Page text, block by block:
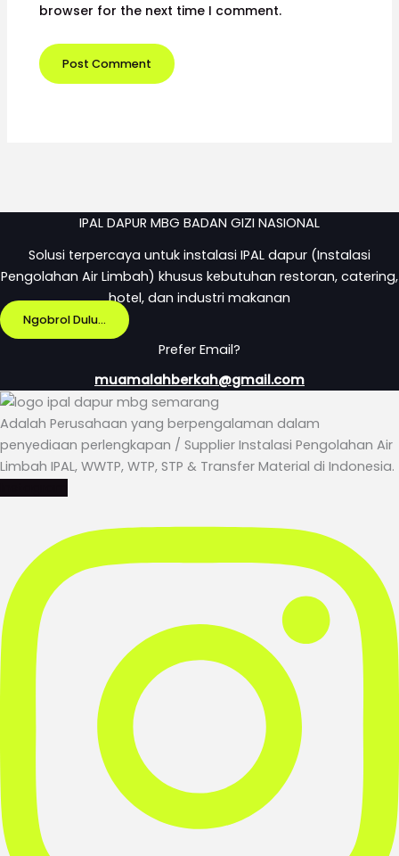
browser for the next time I comment.
IPAL DAPUR MBG BADAN GIZI NASIONAL
Solusi terpercaya untuk instalasi IPAL dapur (Instalasi
Pengolahan Air Limbah) khusus kebutuhan restoran, catering,
hotel, dan industri makanan
Ngobrol Dulu...
Prefer Email?
muamalahberkah@gmail.com
Adalah Perusahaan yang berpengalaman dalam
penyediaan perlengkapan / Supplier Instalasi Pengolahan Air
Limbah IPAL, WWTP, WTP, STP & Transfer Material di Indonesia.